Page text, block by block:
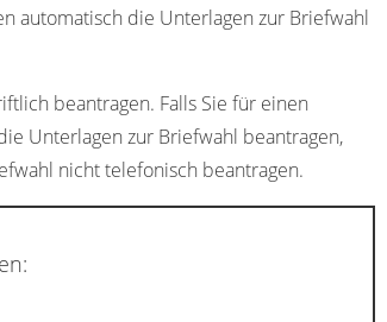
automatisch die Unterlagen zur Briefwahl
beantragen. Falls Sie für einen
Unterlagen zur Briefwahl beantragen,
nicht telefonisch beantragen.